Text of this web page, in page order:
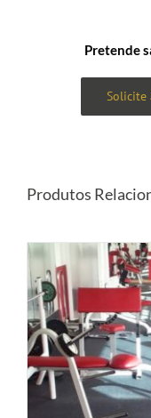
Pretende
Solicite
Produtos